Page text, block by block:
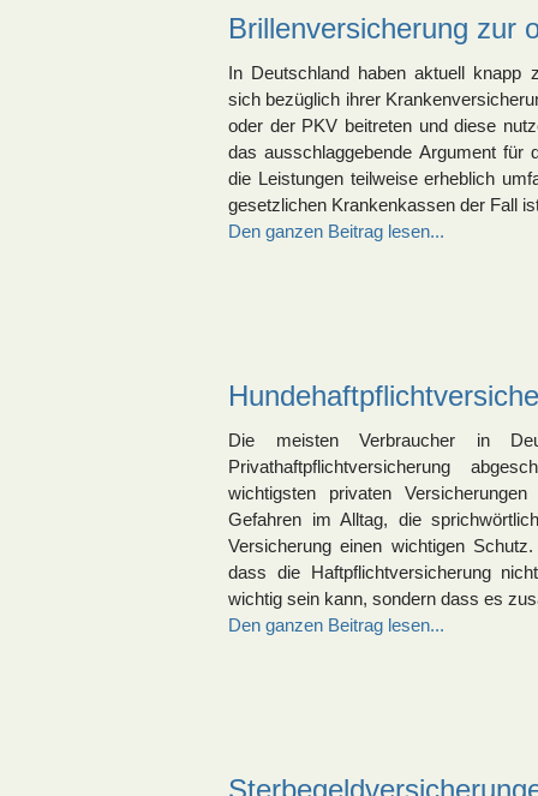
Brillenversicherung zur
In Deutschland haben aktuell knapp
sich bezüglich ihrer
oder der PKV beitreten und diese
das ausschlaggebende Argument für
die Leistungen teilweise erheblich
gesetzlichen Krankenkassen der Fall
Den ganzen Beitrag lesen...
Die meisten Verbraucher in
Privathaftpflichtversicherung
wichtigsten privaten
Gefahren im Alltag, die
Versicherung einen wichtigen
dass die Haftpflichtversicherung
wichtig sein kann, sondern dass es
Den ganzen Beitrag lesen...